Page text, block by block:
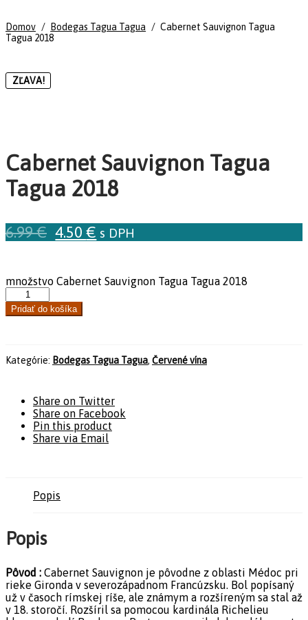
Domov / Bodegas Tagua Tagua / Cabernet Sauvignon Tagua
Tagua 2018
ZĽAVA!
Cabernet Sauvignon Tagua
Tagua 2018
6.99€ 4.50€ s DPH
množstvo Cabernet Sauvignon Tagua Tagua 2018
Pridať do košíka
Kategórie: Bodegas Tagua Tagua, Červené vína
Share on Twitter
Share on Facebook
Pin this product
Share via Email
Popis
Popis
Pôvod : Cabernet Sauvignon je pôvodne z oblasti Médoc pri
rieke Gironda v severozápadnom Francúzsku. Bol popísaný
už v časoch rímskej ríše, ale známym a rozšíreným sa stal až
v 18. storočí. Rozšíril sa pomocou kardinála Richelieu